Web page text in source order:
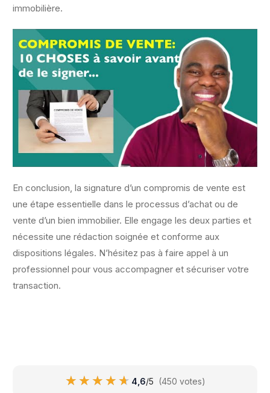
immobilière.
En conclusion, la signature d’un compromis de vente est
une étape essentielle dans le processus d’achat ou de
vente d’un bien immobilier. Elle engage les deux parties et
nécessite une rédaction soignée et conforme aux
dispositions légales. N’hésitez pas à faire appel à un
professionnel pour vous accompagner et sécuriser votre
transaction.
★★★★★
★★★★★ 4,6/5 (450 votes)